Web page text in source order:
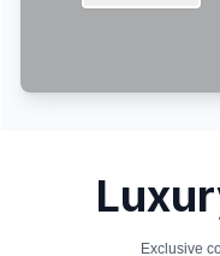
Exclusive